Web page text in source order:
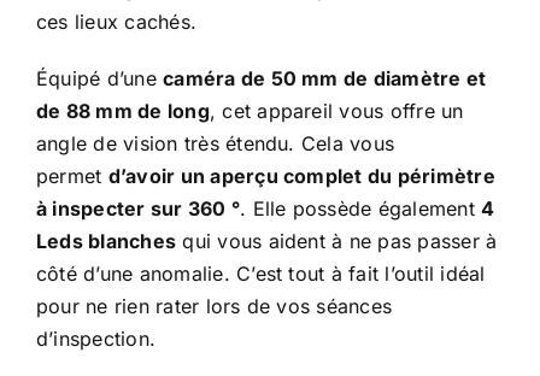
ces lieux cachés.
Équipé d’unecaméra de 50 mm de diamètre et
de 88 mm de long, cet appareil vous offre un
angle de vision très étendu. Cela vous
permet d’avoir un aperçu complet du périmètre
à inspecter sur 360 °. Elle possède également4
Leds blanches qui vous aident à ne pas passer à
côté d’une anomalie. C’est tout à fait l’outil idéal
pour ne rien rater lors de vos séances
d’inspection.